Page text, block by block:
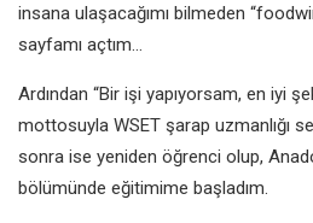
insana ulaşacağımı bilmeden
sayfamı açtım…
Ardından “Bir işi yapıyorsam, en iyi
mottosuyla WSET şarap uzmanlığı
sonra ise yeniden öğrenci olup,
bölümünde eğitimime başladım.